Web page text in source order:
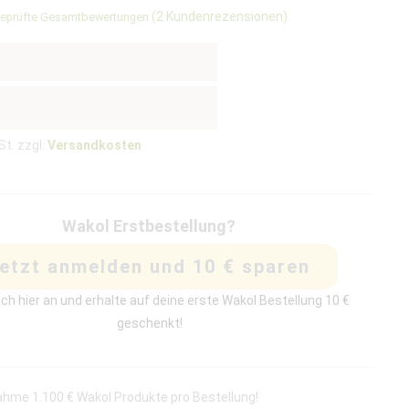
Gesamtbewertungen (2 Kundenrezensionen)
zzgl. Versandkosten
Wakol Erstbestellung?
anmelden und 10 € sparen
hier an und erhalte auf deine erste Wakol Bestellung 10 €
geschenkt!
1.100 € Wakol Produkte pro Bestellung!